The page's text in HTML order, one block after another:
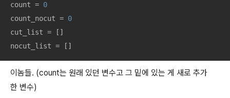
count = 0
count_nocut = 0
cut_list = []
nocut_list = []
이놈들. (count는 원래 있던 변수고 그 밑에 있는 게 새로 추가
한 변수)